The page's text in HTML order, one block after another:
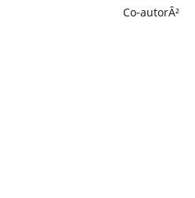
Co-autorÂ²